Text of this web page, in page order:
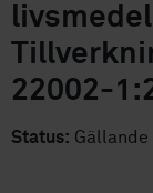
22002-
Status: Gällande